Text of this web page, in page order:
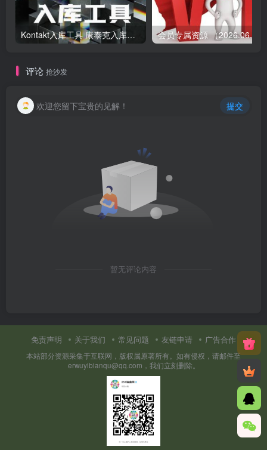
Kontakt入库工具 康泰克入库教程
评论 抢沙发
欢迎您留下宝贵的见解！ 提交
暂无评论内容
免责声明 关于我们 常见问题 友链申请 广告合作
本站部分资源采集于互联网，版权属原著所有。如有侵权，请邮件至
erwuyibianqu@qq.com，我们立刻删除。